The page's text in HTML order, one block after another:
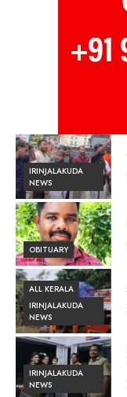
IRINJALAKUDA
NEWS
OBITUARY
ALL KERALA
IRINJALAKUDA
NEWS
IRINJALAKUDA
NEWS